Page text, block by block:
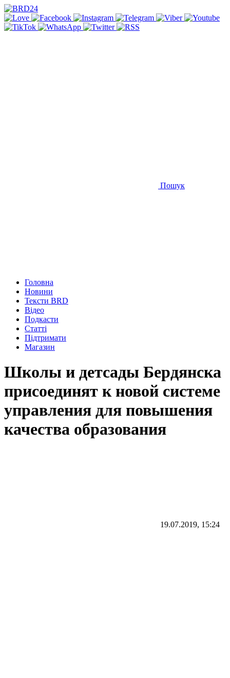
Пошук
Головна
Новини
Тексти BRD
Відео
Подкасти
Статті
Підтримати
Магазин
Школы и детсады Бердянска
присоединят к новой системе
управления для повышения
качества образования
19.07.2019, 15:24